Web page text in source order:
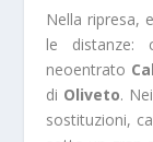
Nella ripresa,
le distanze:
neoentrato
di Oliveto.
sostituzioni,